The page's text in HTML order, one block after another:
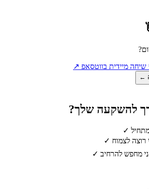
שיחה מיידית בווטסאפ ↗
←
להשקעה שלך?
✓
רוצה לצמוח ✓
מחפש להרחיב ✓